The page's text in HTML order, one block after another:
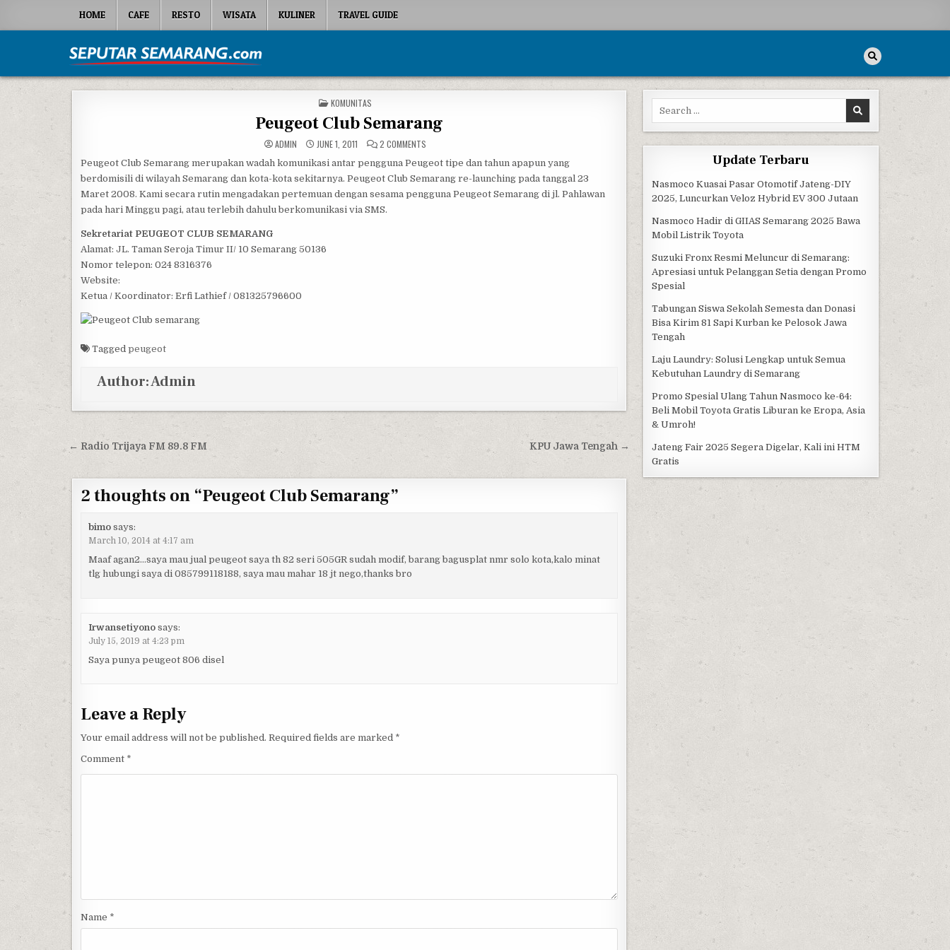
HOME CAFE RESTO WISATA KULINER TRAVEL GUIDE
Seputar Semarang
POSTED IN
KOMUNITAS
Peugeot Club Semarang
ADMIN JUNE 1, 2011 2 COMMENTS
Peugeot Club Semarang merupakan wadah komunikasi antar pengguna Peugeot tipe dan tahun apapun yang
berdomisili di wilayah Semarang dan kota-kota sekitarnya. Peugeot Club Semarang re-launching pada tanggal 23
Maret 2008. Kami secara rutin mengadakan pertemuan dengan sesama pengguna Peugeot Semarang di jl. Pahlawan
pada hari Minggu pagi, atau terlebih dahulu berkomunikasi via SMS.
Sekretariat PEUGEOT CLUB SEMARANG
Alamat: JL. Taman Seroja Timur II/ 10 Semarang 50136
Nomor telepon: 024 8316376
Website:
Ketua / Koordinator: Erfi Lathief / 081325796600
Tagged peugeot
Author:Admin
Post navigation KPU Jawa Tengah →
← Radio Trijaya FM 89.8 FM
2 thoughts on “Peugeot Club Semarang”
bimo says:
March 10, 2014 at 4:17 am
Maaf agan2…saya mau jual peugeot saya th 82 seri 505GR sudah modif, barang bagusplat nmr solo kota,kalo minat
tlg hubungi saya di 085799118188, saya mau mahar 18 jt nego,thanks bro
Irwansetiyono says:
July 15, 2019 at 4:23 pm
Saya punya peugeot 806 disel
Leave a Reply
Your email address will not be published. Required fields are marked *
Comment *
Name *
Search for:
Update Terbaru
Nasmoco Kuasai Pasar Otomotif Jateng-DIY
2025, Luncurkan Veloz Hybrid EV 300 Jutaan
Nasmoco Hadir di GIIAS Semarang 2025 Bawa
Mobil Listrik Toyota
Suzuki Fronx Resmi Meluncur di Semarang:
Apresiasi untuk Pelanggan Setia dengan Promo
Spesial
Tabungan Siswa Sekolah Semesta dan Donasi
Bisa Kirim 81 Sapi Kurban ke Pelosok Jawa
Tengah
Laju Laundry: Solusi Lengkap untuk Semua
Kebutuhan Laundry di Semarang
Promo Spesial Ulang Tahun Nasmoco ke-64:
Beli Mobil Toyota Gratis Liburan ke Eropa, Asia
& Umroh!
Jateng Fair 2025 Segera Digelar, Kali ini HTM
Gratis